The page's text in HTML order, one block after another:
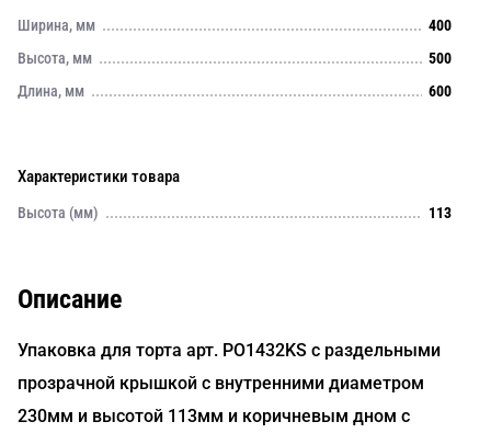
Ширина, мм
400
Высота, мм
500
Длина, мм
600
Характеристики товара
Высота (мм) 113
Описание
Упаковка для торта арт. PO1432KS с раздельными
прозрачной крышкой с внутренними диаметром
230мм и высотой 113мм и коричневым дном с